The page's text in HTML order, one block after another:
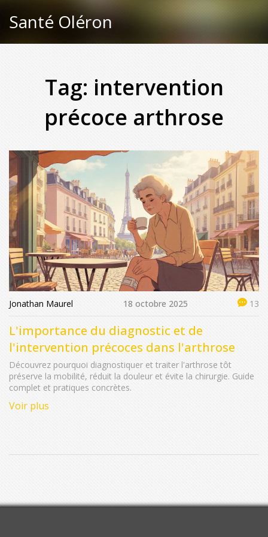
Santé Oléron
Tag: intervention
précoce arthrose
Jonathan Maurel 18 octobre 2025 13
L'importance du diagnostic et de
l'intervention précoces dans l'arthrose
Découvrez pourquoi diagnostiquer et traiter l'arthrose tôt
préserve la mobilité, réduit la douleur et évite la chirurgie. Guide
complet et pratiques concrètes.
Voir plus